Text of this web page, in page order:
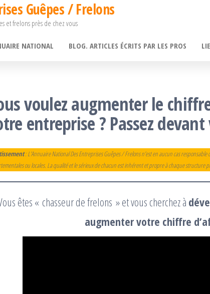
Guêpes / Frelons
et frelons près de chez vous
NATIONAL BLOG. ARTICLES ÉCRITS PAR LES PROS
voulez augmenter le
entreprise ? Passez
: L’Annuaire National Des Entreprises Guêpes / Frelons n’est en aucun cas
ou locales. La qualité et le sérieux de chacun est inhérent et propre à chaque structure
êtes « chasseur de frelons » et vous cherchez à
augmenter votre chiffre